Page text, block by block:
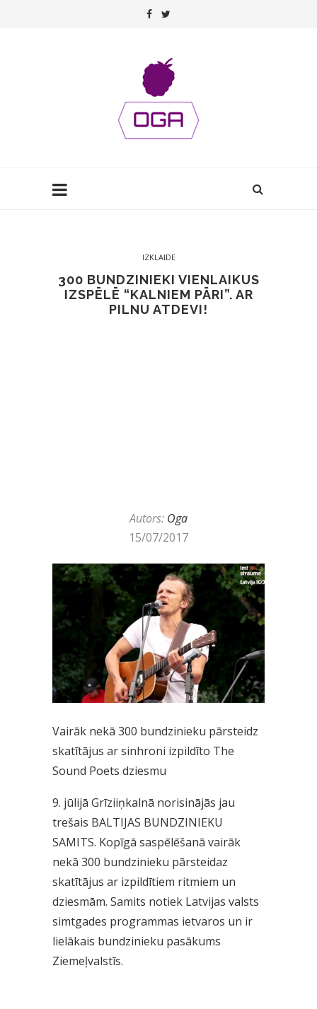
IZKLAIDE
300 BUNDZINIEKI VIENLAIKUS
IZSPĒLĒ “KALNIEM PĀRI”. AR
PILNU ATDEVI!
Autors: Oga
15/07/2017
Vairāk nekā 300 bundzinieku pārsteidz
skatītājus ar sinhroni izpildīto The
Sound Poets dziesmu
9. jūlijā Grīziiņkalnā norisinājās jau
trešais BALTIJAS BUNDZINIEKU
SAMITS. Kopīgā saspēlēšanā vairāk
nekā 300 bundzinieku pārsteidaz
skatītājus ar izpildītiem ritmiem un
dziesmām. Samits notiek Latvijas valsts
simtgades programmas ietvaros un ir
lielākais bundzinieku pasākums
Ziemeļvalstīs.